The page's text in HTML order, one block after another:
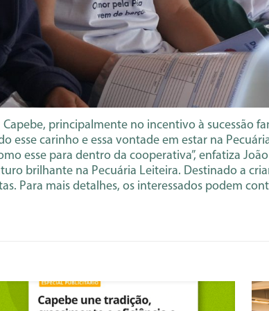
principalmente no incentivo à sucessão
esse carinho e essa vontade em estar na
esse para dentro da cooperativa”, enfatiza
brilhante na Pecuária Leiteira. Destinado a
Para mais detalhes, os interessados podem